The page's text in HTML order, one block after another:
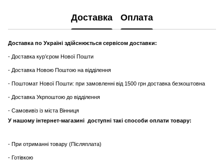
Доставка Оплата
Доставка по Україні здійснюється сервісом доставки:
- Доставка кур’єром Нової Пошти
- Доставка Новою Поштою на відділення
- Поштомат Нової Пошти: при замовленні від 1500 грн доставка безкоштовна
- Доставка Укрпоштою до відділення
- Самовивіз із міста Вінниця
У нашому інтернет-магазині доступні такі способи оплати товару:
- При отриманні товару (Післяплата)
- Готівкою